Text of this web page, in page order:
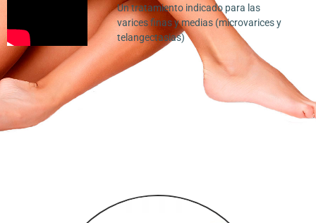
Un tratamiento indicado para las
varices finas y medias (microvarices y
telangectasias)